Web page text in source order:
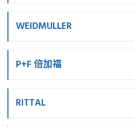
WEIDMULLER
P+F 倍加福
RITTAL